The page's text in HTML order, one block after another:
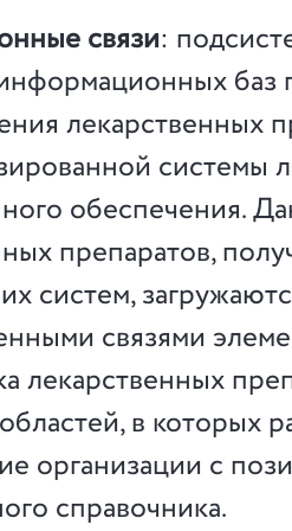
связи:
баз
лекарственных
системы
обеспечения.
препаратов,
систем,
связями
лекарственных
в которых
организации с
справочника.